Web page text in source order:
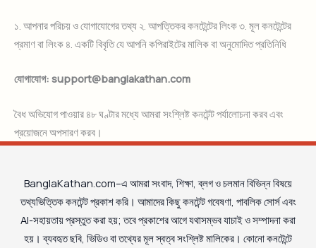
১. আপনার পরিচয় ও যোগাযোগের তথ্য ২. আপত্তিকর কনটেন্টের লিংক ৩. মূল কনটেন্টের
প্রমাণ বা লিংক ৪. একটি বিবৃতি যে আপনি কপিরাইটের মালিক বা অনুমোদিত প্রতিনিধি
যোগাযোগ: support@banglakathan.com
বৈধ অভিযোগ পাওয়ার ৪৮ ঘণ্টার মধ্যে আমরা সংশ্লিষ্ট কনটেন্ট পর্যালোচনা করব এবং
প্রয়োজনে অপসারণ করব।
BanglaKathan.com–এ আমরা সংবাদ, শিক্ষা, ব্লগ ও চলমান বিভিন্ন বিষয়ে
তথ্যভিত্তিক কনটেন্ট প্রকাশ করি। আমাদের কিছু কনটেন্ট গবেষণা, পাবলিক সোর্স এবং
AI-সহায়তায় প্রস্তুত করা হয়; তবে প্রকাশের আগে যথাসম্ভব যাচাই ও সম্পাদনা করা
হয়। ব্যবহৃত ছবি, ভিডিও বা তথ্যের মূল স্বত্ব সংশ্লিষ্ট মালিকের। কোনো কনটেন্টে